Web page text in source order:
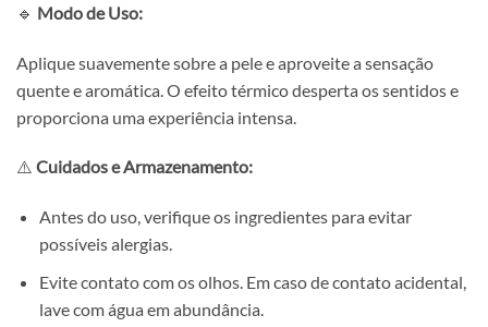
🔹 Modo de Uso:
Aplique suavemente sobre a pele e aproveite a sensação
quente e aromática. O efeito térmico desperta os sentidos e
proporciona uma experiência intensa.
⚠️ Cuidados e Armazenamento:
Antes do uso, verifique os ingredientes para evitar
possíveis alergias.
Evite contato com os olhos. Em caso de contato acidental,
lave com água em abundância.